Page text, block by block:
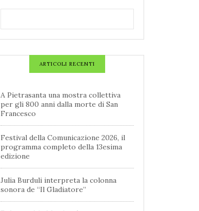
ARTICOLI RECENTI
A Pietrasanta una mostra collettiva
per gli 800 anni dalla morte di San
Francesco
Festival della Comunicazione 2026, il
programma completo della 13esima
edizione
Julia Burduli interpreta la colonna
sonora de “Il Gladiatore”